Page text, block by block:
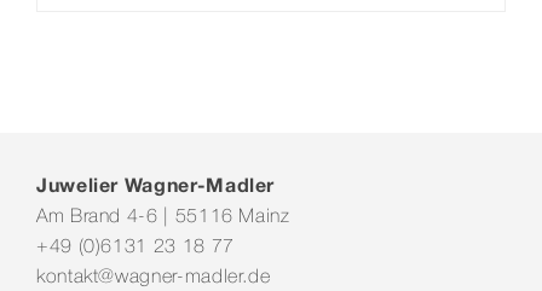
Juwelier Wagner-Madler
Am Brand 4-6 | 55116 Mainz
+49 (0)6131 23 18 77
kontakt@wagner-madler.de